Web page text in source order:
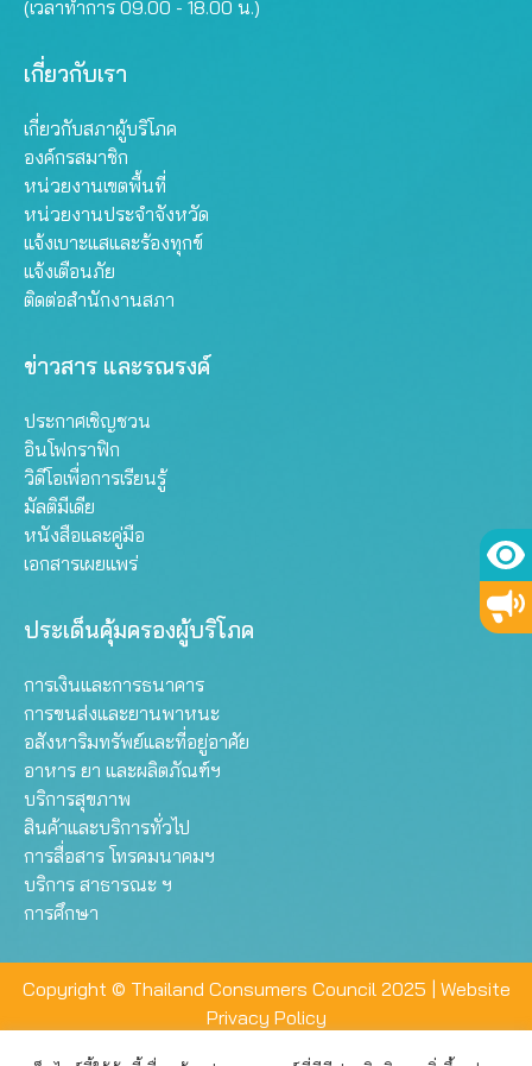
(เวลาทำการ 09.00 - 18.00 น.)
เกี่ยวกับเรา
เกี่ยวกับสภาผู้บริโภค
องค์กรสมาชิก
หน่วยงานเขตพื้นที่
หน่วยงานประจำจังหวัด
แจ้งเบาะแสและร้องทุกข์
แจ้งเตือนภัย
ติดต่อสำนักงานสภา
ข่าวสาร และรณรงค์
ประกาศเชิญชวน
อินโฟกราฟิก
วิดีโอเพื่อการเรียนรู้
มัลติมีเดีย
หนังสือและคู่มือ
เอกสารเผยแพร่
ประเด็นคุ้มครองผู้บริโภค
การเงินและการธนาคาร
การขนส่งและยานพาหนะ
อสังหาริมทรัพย์และที่อยู่อาศัย
อาหาร ยา และผลิตภัณฑ์ฯ
บริการสุขภาพ
สินค้าและบริการทั่วไป
การสื่อสาร โทรคมนาคมฯ
บริการ สาธารณะ ฯ
การศึกษา
Copyright © Thailand Consumers Council 2025 | Website
Privacy Policy